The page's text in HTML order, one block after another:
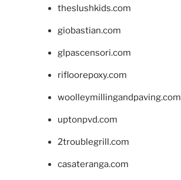
theslushkids.com
giobastian.com
glpascensori.com
rifloorepoxy.com
woolleymillingandpaving.com
uptonpvd.com
2troublegrill.com
casateranga.com